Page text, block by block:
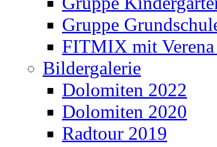
Gruppe
FITMIX mit
Bildergalerie
Dolomiten 2022
Dolomiten 2020
Radtour 2019